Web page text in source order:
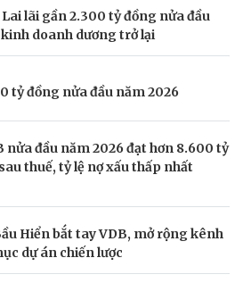
lãi gần 2.300 tỷ đồng nửa đầu
doanh dương trở lại
tỷ đồng nửa đầu năm 2026
nửa đầu năm 2026 đạt hơn 8.600 tỷ
thuế, tỷ lệ nợ xấu thấp nhất
Hiển bắt tay VDB, mở rộng kênh
dự án chiến lược